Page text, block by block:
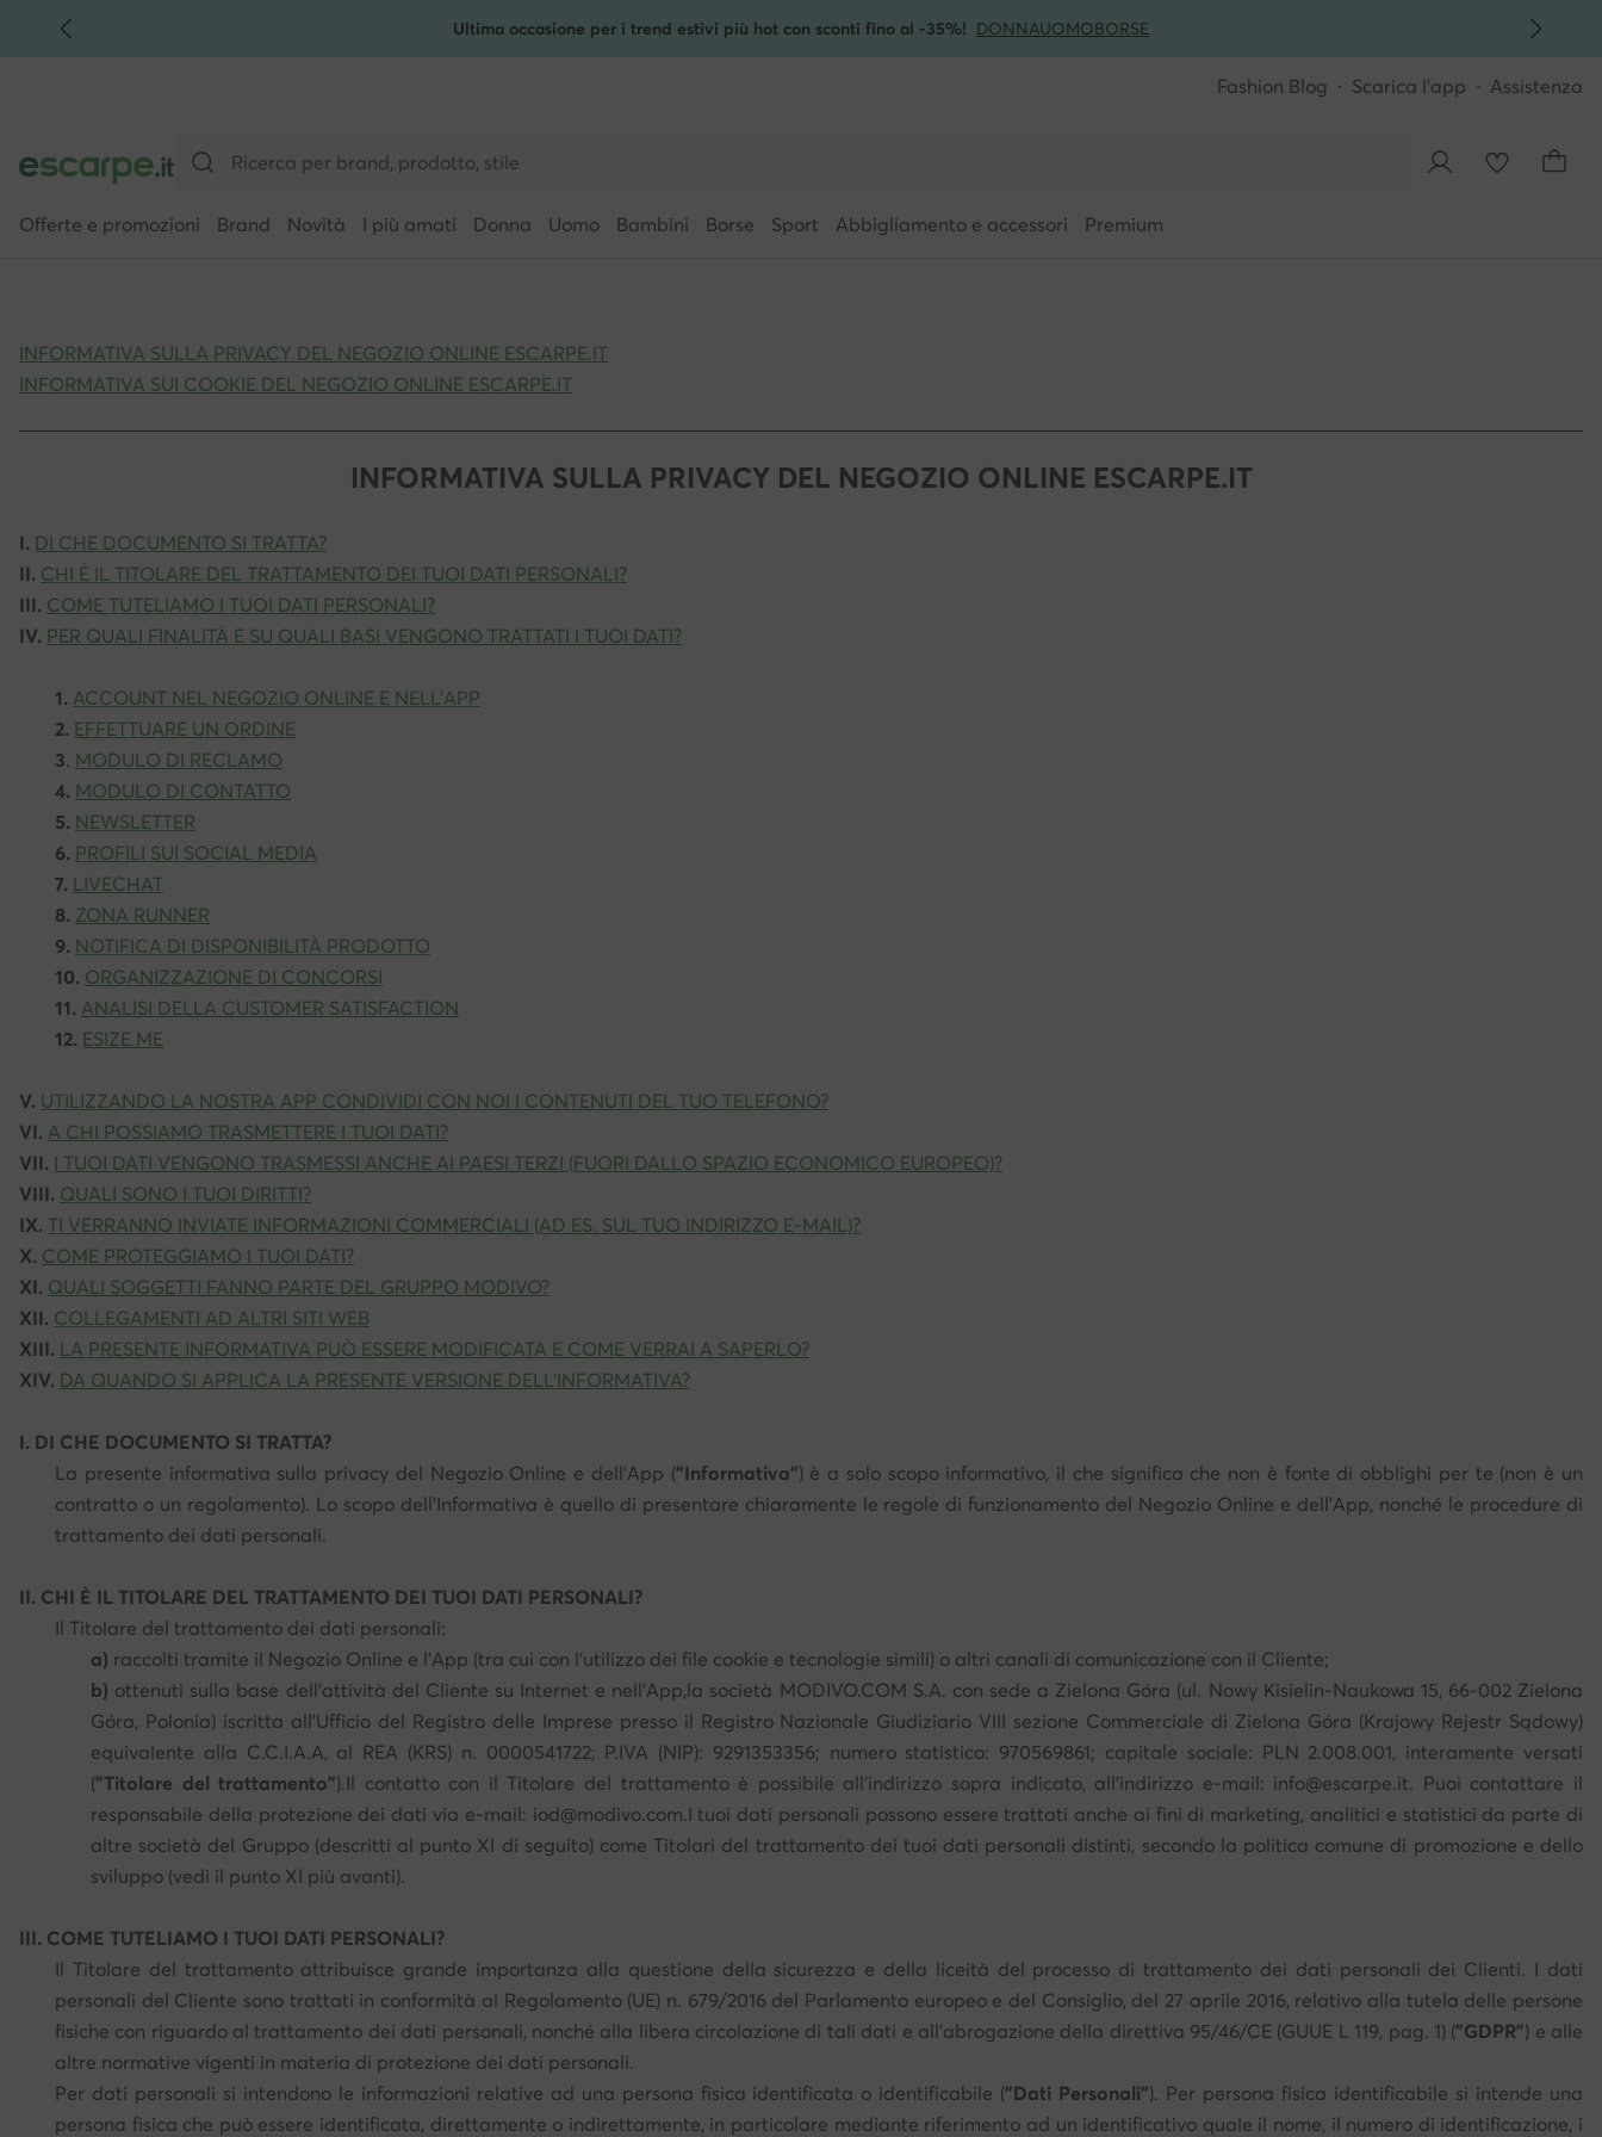
VAI AL CONTENUTO PRINCIPALE Ultima occasione per i trend estivi più hot con sconti fino al -35%! DONNAUOMOBORSE
Fashion Blog Scarica l'app Assistenza
Offerte e promozioni Brand Novità I più amati Donna Uomo Bambini Borse Sport Abbigliamento e accessori Premium
INFORMATIVA SULLA PRIVACY DEL NEGOZIO ONLINE ESCARPE.IT
INFORMATIVA SUI COOKIE DEL NEGOZIO ONLINE ESCARPE.IT
INFORMATIVA SULLA PRIVACY DEL NEGOZIO ONLINE ESCARPE.IT
I. DI CHE DOCUMENTO SI TRATTA?
II. CHI È IL TITOLARE DEL TRATTAMENTO DEI TUOI DATI PERSONALI?
III. COME TUTELIAMO I TUOI DATI PERSONALI?
IV. PER QUALI FINALITÀ E SU QUALI BASI VENGONO TRATTATI I TUOI DATI?
1. ACCOUNT NEL NEGOZIO ONLINE E NELL’APP
2. EFFETTUARE UN ORDINE
3. MODULO DI RECLAMO
4. MODULO DI CONTATTO
5. NEWSLETTER
6. PROFILI SUI SOCIAL MEDIA
7. LIVECHAT
8. ZONA RUNNER
9. NOTIFICA DI DISPONIBILITÀ PRODOTTO
10. ORGANIZZAZIONE DI CONCORSI
11. ANALISI DELLA CUSTOMER SATISFACTION
12. ESIZE.ME
V. UTILIZZANDO LA NOSTRA APP CONDIVIDI CON NOI I CONTENUTI DEL TUO TELEFONO?
VI. A CHI POSSIAMO TRASMETTERE I TUOI DATI?
VII. I TUOI DATI VENGONO TRASMESSI ANCHE AI PAESI TERZI (FUORI DALLO SPAZIO ECONOMICO EUROPEO)?
VIII. QUALI SONO I TUOI DIRITTI?
IX. TI VERRANNO INVIATE INFORMAZIONI COMMERCIALI (AD ES. SUL TUO INDIRIZZO E-MAIL)?
X. COME PROTEGGIAMO I TUOI DATI?
XI. QUALI SOGGETTI FANNO PARTE DEL GRUPPO MODIVO?
XII. COLLEGAMENTI AD ALTRI SITI WEB
XIII. LA PRESENTE INFORMATIVA PUÒ ESSERE MODIFICATA E COME VERRAI A SAPERLO?
XIV. DA QUANDO SI APPLICA LA PRESENTE VERSIONE DELL'INFORMATIVA?
I. DI CHE DOCUMENTO SI TRATTA?
La presente informativa sulla privacy del Negozio Online e dell'App ("Informativa") è a solo scopo informativo, il che significa che non è fonte di obblighi per te (non è un
contratto o un regolamento). Lo scopo dell'Informativa è quello di presentare chiaramente le regole di funzionamento del Negozio Online e dell'App, nonché le procedure di
trattamento dei dati personali.
II. CHI È IL TITOLARE DEL TRATTAMENTO DEI TUOI DATI PERSONALI?
Il Titolare del trattamento dei dati personali:
a) raccolti tramite il Negozio Online e l’App (tra cui con l’utilizzo dei file cookie e tecnologie simili) o altri canali di comunicazione con il Cliente;
b) ottenuti sulla base dell’attività del Cliente su Internet e nell’App,la società MODIVO.COM S.A. con sede a Zielona Góra (ul. Nowy Kisielin-Naukowa 15, 66-002 Zielona
Góra, Polonia) iscritta all’Ufficio del Registro delle Imprese presso il Registro Nazionale Giudiziario VIII sezione Commerciale di Zielona Góra (Krajowy Rejestr Sądowy)
equivalente alla C.C.I.A.A, al REA (KRS) n. 0000541722; P.IVA (NIP): 9291353356; numero statistico: 970569861; capitale sociale: PLN 2.008.001, interamente versati
("Titolare del trattamento").Il contatto con il Titolare del trattamento è possibile all'indirizzo sopra indicato, all'indirizzo e-mail: info@escarpe.it. Puoi contattare il
responsabile della protezione dei dati via e-mail: iod@modivo.com.I tuoi dati personali possono essere trattati anche ai fini di marketing, analitici e statistici da parte di
altre società del Gruppo (descritti al punto XI di seguito) come Titolari del trattamento dei tuoi dati personali distinti, secondo la politica comune di promozione e dello
sviluppo (vedi il punto XI più avanti).
III. COME TUTELIAMO I TUOI DATI PERSONALI?
Il Titolare del trattamento attribuisce grande importanza alla questione della sicurezza e della liceità del processo di trattamento dei dati personali dei Clienti. I dati
personali del Cliente sono trattati in conformità al Regolamento (UE) n. 679/2016 del Parlamento europeo e del Consiglio, del 27 aprile 2016, relativo alla tutela delle persone
fisiche con riguardo al trattamento dei dati personali, nonché alla libera circolazione di tali dati e all'abrogazione della direttiva 95/46/CE (GUUE L 119, pag. 1) ("GDPR") e alle
altre normative vigenti in materia di protezione dei dati personali.
Per dati personali si intendono le informazioni relative ad una persona fisica identificata o identificabile ("Dati Personali"). Per persona fisica identificabile si intende una
persona fisica che può essere identificata, direttamente o indirettamente, in particolare mediante riferimento ad un identificativo quale il nome, il numero di identificazione, i